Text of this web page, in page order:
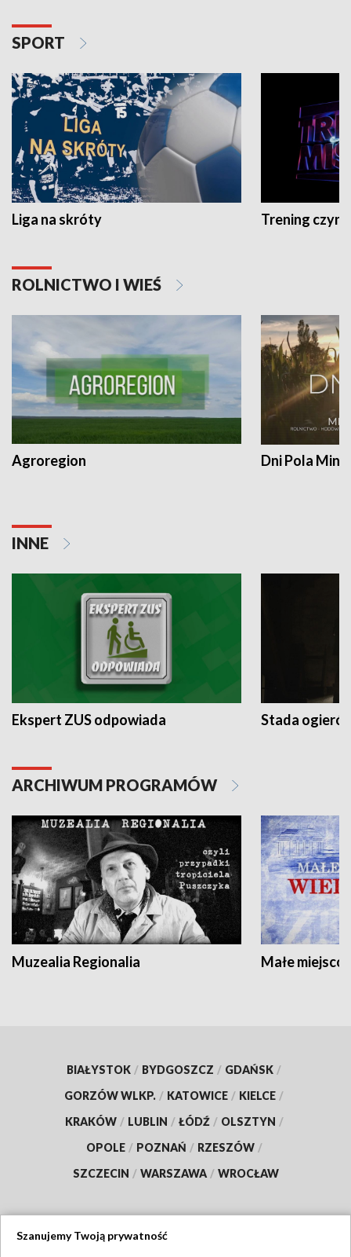
SPORT
Liga na skróty Trening czyni
ROLNICTWO I WIEŚ
Agroregion Dni Pola
INNE
Ekspert ZUS odpowiada Stada
ARCHIWUM PROGRAMÓW
Muzealia Regionalia Małe
BIAŁYSTOK / BYDGOSZCZ / GDAŃSK /
GORZÓW WLKP. / KATOWICE / KIELCE /
KRAKÓW / LUBLIN / ŁÓDŹ / OLSZTYN /
OPOLE / POZNAŃ / RZESZÓW /
SZCZECIN / WARSZAWA / WROCŁAW
Szanujemy Twoją prywatność